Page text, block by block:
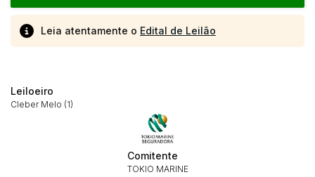
Leia atentamente o Edital de Leilão
Leiloeiro
Cleber Melo (1)
Comitente
TOKIO MARINE
Histórico de Propostas
Habilite-se para efetuar lances ou